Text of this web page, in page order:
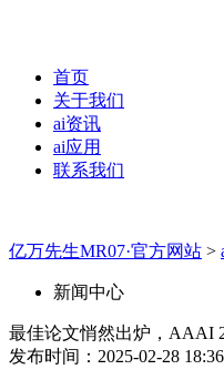
首页
关于我们
ai资讯
ai应用
联系我们
亿万先生MR07·官方网站 >
新闻中心
最佳论文悄然出炉，AAAI
发布时间：2025-02-28 18:36